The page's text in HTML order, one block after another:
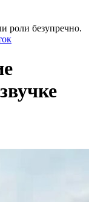
роли безупречно.